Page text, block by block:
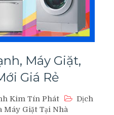
Máy Giặt,
Giá Rẻ
Kim Tín Phát
Dịch
Máy Giặt Tại Nhà